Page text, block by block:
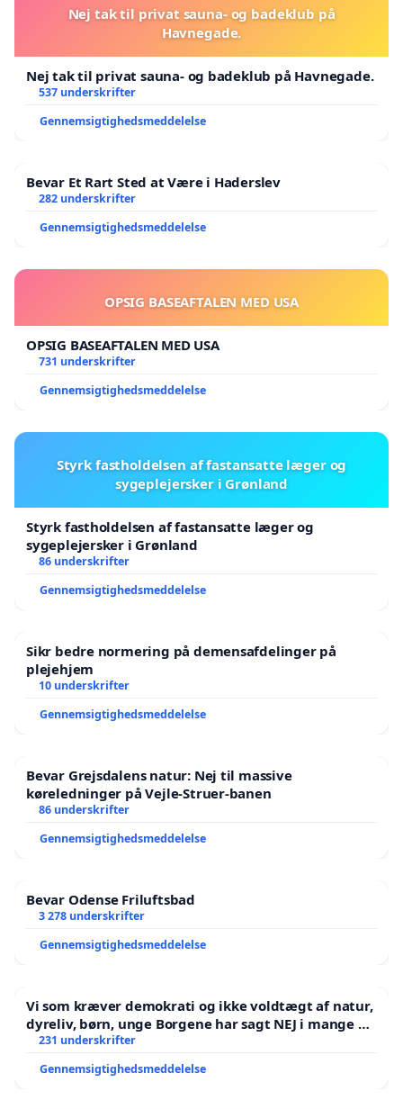
Nej tak til privat sauna- og badeklub på
Havnegade.
Nej tak til privat sauna- og badeklub på Havnegade.
537 underskrifter
Gennemsigtighedsmeddelelse
Bevar Et Rart Sted at Være i Haderslev
282 underskrifter
Gennemsigtighedsmeddelelse
OPSIG BASEAFTALEN MED USA
OPSIG BASEAFTALEN MED USA
731 underskrifter
Gennemsigtighedsmeddelelse
Styrk fastholdelsen af fastansatte læger og
sygeplejersker i Grønland
Styrk fastholdelsen af fastansatte læger og
sygeplejersker i Grønland
86 underskrifter
Gennemsigtighedsmeddelelse
Sikr bedre normering på demensafdelinger på
plejehjem
10 underskrifter
Gennemsigtighedsmeddelelse
Bevar Grejsdalens natur: Nej til massive
køreledninger på Vejle-Struer-banen
86 underskrifter
Gennemsigtighedsmeddelelse
Bevar Odense Friluftsbad
3 278 underskrifter
Gennemsigtighedsmeddelelse
Vi som kræver demokrati og ikke voldtægt af natur,
dyreliv, børn, unge Borgene har sagt NEJ i mange år.
Der er
231 underskrifter
Gennemsigtighedsmeddelelse